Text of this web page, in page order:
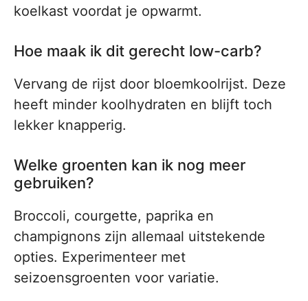
koelkast voordat je opwarmt.
Hoe maak ik dit gerecht low-carb?
Vervang de rijst door bloemkoolrijst. Deze
heeft minder koolhydraten en blijft toch
lekker knapperig.
Welke groenten kan ik nog meer
gebruiken?
Broccoli, courgette, paprika en
champignons zijn allemaal uitstekende
opties. Experimenteer met
seizoensgroenten voor variatie.